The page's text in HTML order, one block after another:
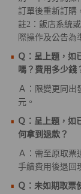
訂單後重新訂購
註2：飯店系統
際操作及公告為
Ｑ：呈上題，如
嗎？費用多少錢
Ａ：限變更同出
元。
Ｑ：呈上題，如
何拿到退款？
Ａ：需至原取票
手續費用後退回
Ｑ：未如期取票